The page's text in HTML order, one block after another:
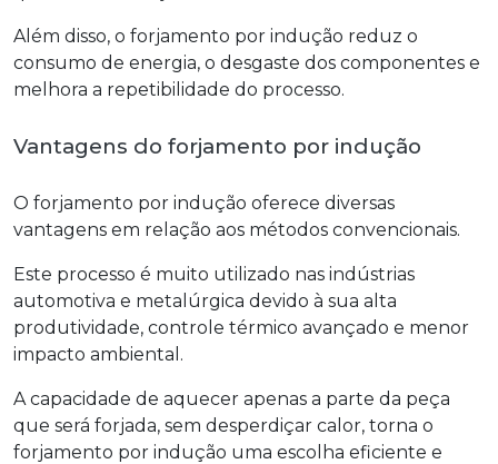
Além disso, o forjamento por indução reduz o
consumo de energia, o desgaste dos componentes e
melhora a repetibilidade do processo.
Vantagens do forjamento por indução
O forjamento por indução oferece diversas
vantagens em relação aos métodos convencionais.
Este processo é muito utilizado nas indústrias
automotiva e metalúrgica devido à sua alta
produtividade, controle térmico avançado e menor
impacto ambiental.
A capacidade de aquecer apenas a parte da peça
que será forjada, sem desperdiçar calor, torna o
forjamento por indução uma escolha eficiente e